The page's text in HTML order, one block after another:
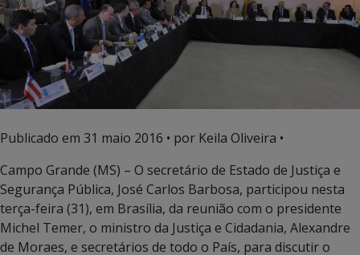
Publicado em 31 maio 2016 • por Keila Oliveira •
Campo Grande (MS) – O secretário de Estado de Justiça e
Segurança Pública, José Carlos Barbosa, participou nesta
terça-feira (31), em Brasília, da reunião com o presidente
Michel Temer, o ministro da Justiça e Cidadania, Alexandre
de Moraes, e secretários de todo o País, para discutir o